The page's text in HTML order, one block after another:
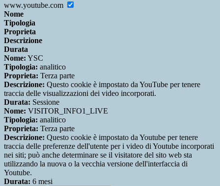
www.youtube.com
Nome
Tipologia
Proprieta
Descrizione
Durata
Nome: YSC
Tipologia: analitico
Proprieta: Terza parte
Descrizione: Questo cookie è impostato da YouTube per tenere
traccia delle visualizzazioni dei video incorporati.
Durata: Sessione
Nome: VISITOR_INFO1_LIVE
Tipologia: analitico
Proprieta: Terza parte
Descrizione: Questo cookie è impostato da Youtube per tenere
traccia delle preferenze dell'utente per i video di Youtube incorporati
nei siti; può anche determinare se il visitatore del sito web sta
utilizzando la nuova o la vecchia versione dell'interfaccia di
Youtube.
Durata: 6 mesi